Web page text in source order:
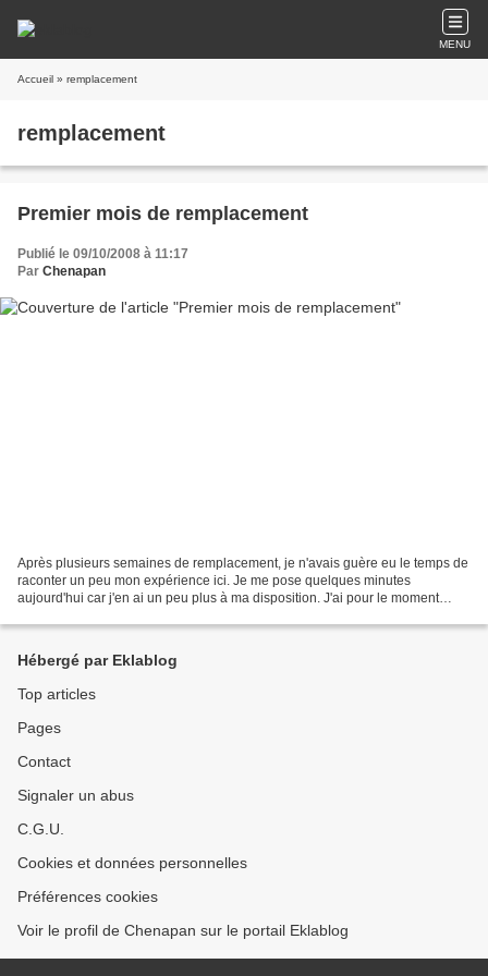
MENU
Accueil » remplacement
remplacement
Premier mois de remplacement
Publié le 09/10/2008 à 11:17
Par Chenapan
Après plusieurs semaines de remplacement, je n'avais guère eu le temps de
raconter un peu mon expérience ici. Je me pose quelques minutes
aujourd'hui car j'en ai un peu plus à ma disposition. J'ai pour le moment
Hébergé par Eklablog
Top articles
Pages
Contact
Signaler un abus
C.G.U.
Cookies et données personnelles
Préférences cookies
Voir le profil de Chenapan sur le portail Eklablog